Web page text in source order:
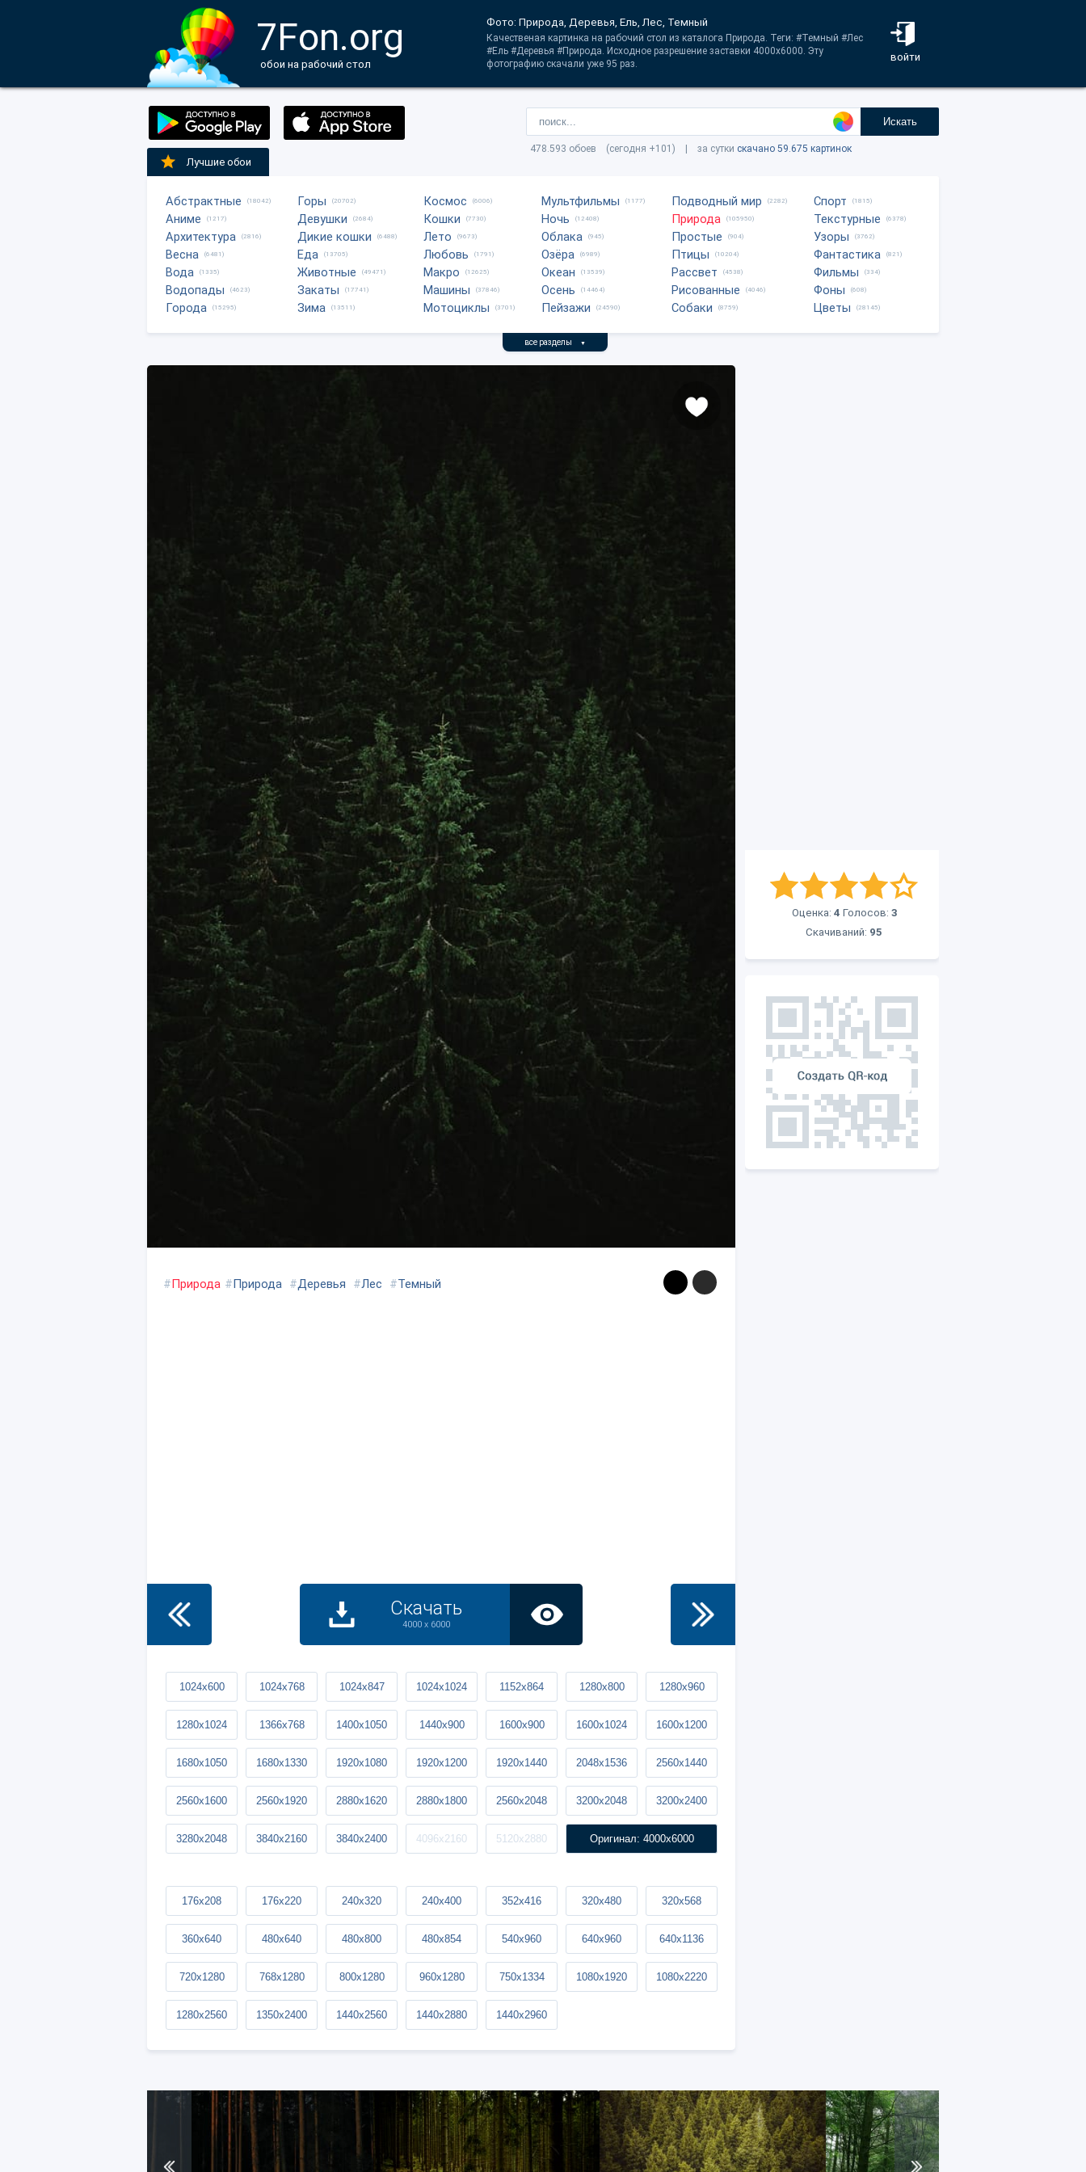
7Fon.org
обои на рабочий стол
войти
Фото: Природа, Деревья, Ель, Лес, Темный
Качественая картинка на рабочий стол из каталога Природа. Теги: #Темный #Лес
#Ель #Деревья #Природа. Исходное разрешение заставки 4000x6000. Эту
фотографию скачали уже 95 раз.
Искать
478.593 обоев (сегодня +101) | за сутки скачано 59.675 картинок
Лучшие обои
Абстрактные (18042)
Аниме (1217)
Архитектура (2816)
Весна (6481)
Вода (1335)
Водопады (4623)
Города (15295)
Горы (20702)
Девушки (2684)
Дикие кошки (6488)
Еда (13705)
Животные (49471)
Закаты (17741)
Зима (13511)
Космос (6006)
Кошки (7730)
Лето (9673)
Любовь (1791)
Макро (12625)
Машины (37846)
Мотоциклы (3701)
Мультфильмы (1177)
Ночь (12408)
Облака (945)
Озёра (6989)
Океан (13539)
Осень (14464)
Пейзажи (24590)
Подводный мир (2282)
Природа (105950)
Простые (904)
Птицы (10204)
Рассвет (4538)
Рисованные (4046)
Собаки (8759)
Спорт (1815)
Текстурные (6378)
Узоры (3762)
Фантастика (821)
Фильмы (334)
Фоны (608)
Цветы (28145)
все разделы ▼
Оценка: 4 Голосов: 3
Скачиваний: 95
#Природа #Природа #Деревья #Лес #Темный
Скачать
4000 x 6000
1024x600 1024x768 1024x847 1024x1024 1152x864 1280x800 1280x960
1280x1024 1366x768 1400x1050 1440x900 1600x900 1600x1024 1600x1200
1680x1050 1680x1330 1920x1080 1920x1200 1920x1440 2048x1536 2560x1440
2560x1600 2560x1920 2880x1620 2880x1800 2560x2048 3200x2048 3200x2400
3280x2048 3840x2160 3840x2400 4096x2160 5120x2880 Оригинал: 4000x6000
176x208 176x220 240x320 240x400 352x416 320x480 320x568
360x640 480x640 480x800 480x854 540x960 640x960 640x1136
720x1280 768x1280 800x1280 960x1280 750x1334 1080x1920 1080x2220
1280x2560 1350x2400 1440x2560 1440x2880 1440x2960